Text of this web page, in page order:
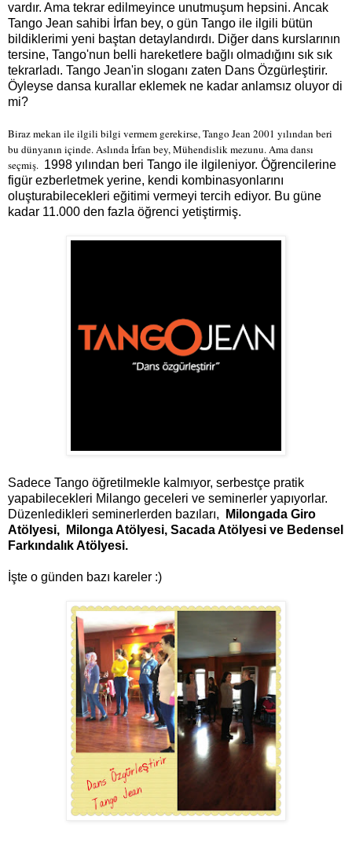
vardır. Ama tekrar edilmeyince unutmuşum hepsini. Ancak
Tango Jean sahibi İrfan bey, o gün Tango ile ilgili bütün
bildiklerimi yeni baştan detaylandırdı. Diğer dans kurslarının
tersine, Tango'nun belli hareketlere bağlı olmadığını sık sık
tekrarladı. Tango Jean'in sloganı zaten Dans Özgürleştirir.
Öyleyse dansa kurallar eklemek ne kadar anlamsız oluyor di
mi?
Biraz mekan ile ilgili bilgi vermem gerekirse, Tango Jean 2001 yılından beri
bu dünyanın içinde. Aslında İrfan bey, Mühendislik mezunu. Ama dansı
seçmiş. 1998 yılından beri Tango ile ilgileniyor. Öğrencilerine
figür ezberletmek yerine, kendi kombinasyonlarını
oluşturabilecekleri eğitimi vermeyi tercih ediyor. Bu güne
kadar 11.000 den fazla öğrenci yetiştirmiş.
Sadece Tango öğretilmekle kalmıyor, serbestçe pratik
yapabilecekleri Milango geceleri ve seminerler yapıyorlar.
Düzenledikleri seminerlerden bazıları,
Milongada Giro
Atölyesi,
Milonga Atölyesi, Sacada Atölyesi ve Bedensel
Farkındalık Atölyesi.
İşte o günden bazı kareler :)